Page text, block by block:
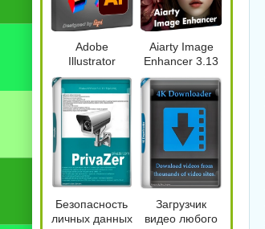
Adobe
Illustrator
портативная
версия 2026
30.7.0.114 +
Plugins by 7997
Aiarty Image
Enhancer 3.13
Безопасность
личных данных
Загрузчик
видео любого